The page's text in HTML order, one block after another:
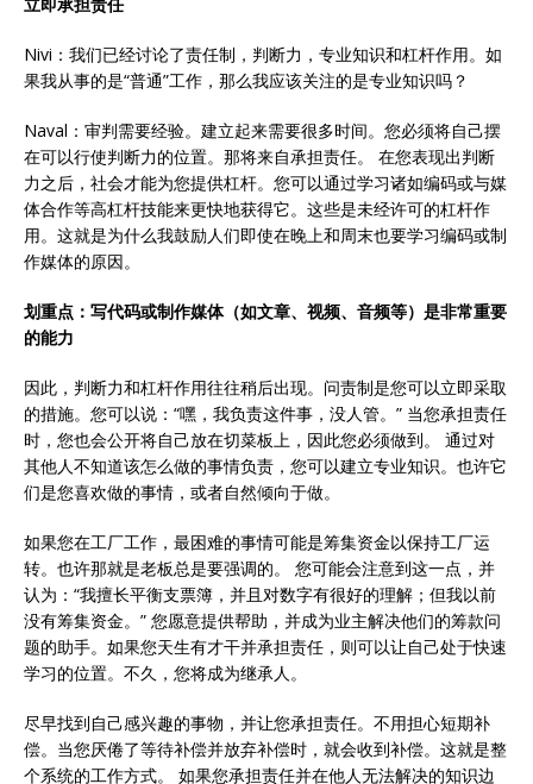
Nivi：我们已经讨论了责任制，判断力，专业知识和杠杆作用。如
果我从事的是“普通”工作，那么我应该关注的是专业知识吗？
Naval：审判需要经验。建立起来需要很多时间。您必须将自己摆
在可以行使判断力的位置。那将来自承担责任。 在您表现出判断
力之后，社会才能为您提供杠杆。您可以通过学习诸如编码或与媒
体合作等高杠杆技能来更快地获得它。这些是未经许可的杠杆作
用。这就是为什么我鼓励人们即使在晚上和周末也要学习编码或制
作媒体的原因。
划重点：写代码或制作媒体（如文章、视频、音频等）是非常重要
的能力
因此，判断力和杠杆作用往往稍后出现。问责制是您可以立即采取
的措施。您可以说：“嘿，我负责这件事，没人管。” 当您承担责任
时，您也会公开将自己放在切菜板上，因此您必须做到。 通过对
其他人不知道该怎么做的事情负责，您可以建立专业知识。也许它
们是您喜欢做的事情，或者自然倾向于做。
如果您在工厂工作，最困难的事情可能是筹集资金以保持工厂运
转。也许那就是老板总是要强调的。 您可能会注意到这一点，并
认为：“我擅长平衡支票簿，并且对数字有很好的理解；但我以前
没有筹集资金。” 您愿意提供帮助，并成为业主解决他们的筹款问
题的助手。如果您天生有才干并承担责任，则可以让自己处于快速
学习的位置。不久，您将成为继承人。
尽早找到自己感兴趣的事物，并让您承担责任。不用担心短期补
偿。当您厌倦了等待补偿并放弃补偿时，就会收到补偿。这就是整
个系统的工作方式。 如果您承担责任并在他人无法解决的知识边